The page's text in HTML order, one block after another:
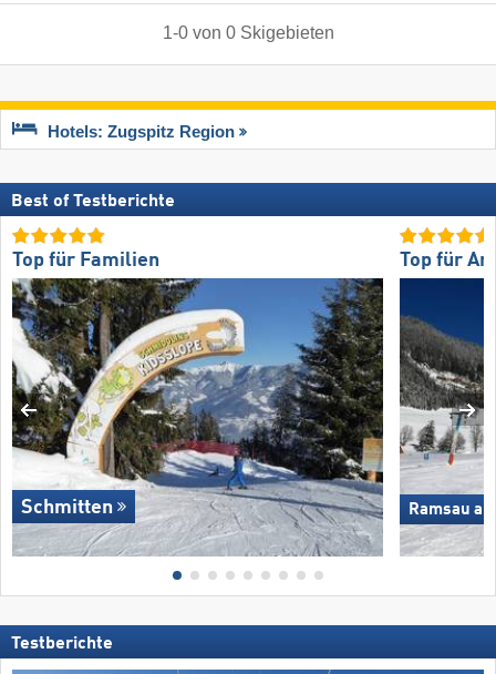
1-0von 0 Skigebieten
Hotels: Zugspitz Region
Best of Testberichte
Top für Familien
Schmitten
Top für
Ramsau
Testberichte